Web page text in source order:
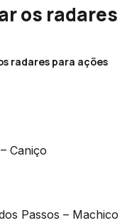
os radares
radares para ações
Caniço
Passos – Machico